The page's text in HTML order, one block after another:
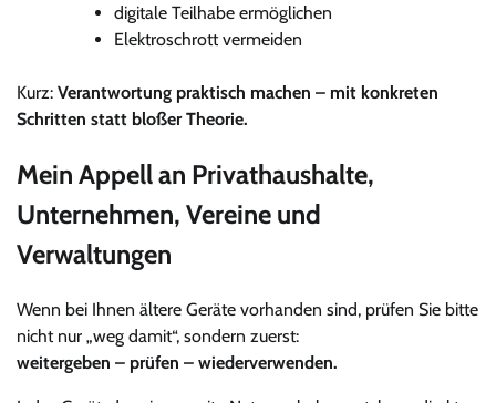
digitale Teilhabe ermöglichen
Elektroschrott vermeiden
Kurz: Verantwortung praktisch machen – mit konkreten
Schritten statt bloßer Theorie.
Mein Appell an Privathaushalte,
Unternehmen, Vereine und
Verwaltungen
Wenn bei Ihnen ältere Geräte vorhanden sind, prüfen Sie bitte
nicht nur „weg damit“, sondern zuerst:
weitergeben – prüfen – wiederverwenden.